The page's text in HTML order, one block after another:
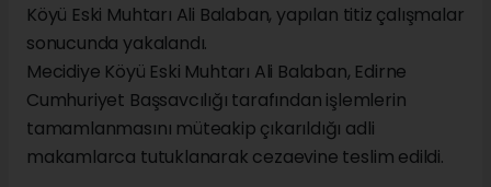
Köyü Eski Muhtarı Ali Balaban, yapılan titiz çalışmalar
sonucunda yakalandı.
Mecidiye Köyü Eski Muhtarı Ali Balaban, Edirne
Cumhuriyet Başsavcılığı tarafından işlemlerin
tamamlanmasını müteakip çıkarıldığı adli
makamlarca tutuklanarak cezaevine teslim edildi.